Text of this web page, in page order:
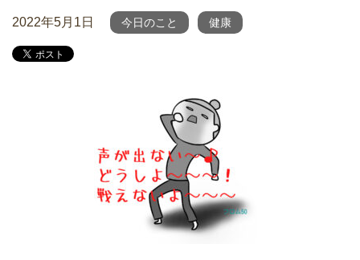
2022年5月1日 今日のこと 健康